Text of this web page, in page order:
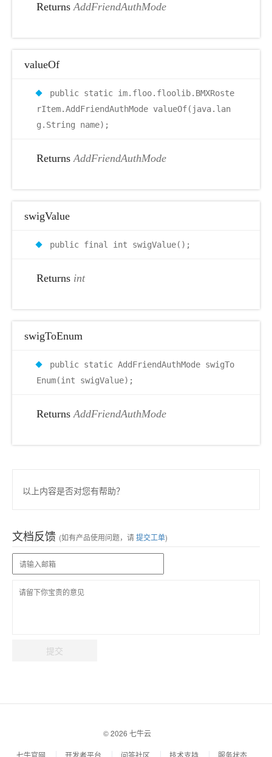
ReturnsAddFriendAuthMode
valueOf
public static im.floo.floolib.BMXRoste
rItem.AddFriendAuthMode valueOf(java.lan
g.String name);
ReturnsAddFriendAuthMode
swigValue
public final int swigValue();
Returns int
swigToEnum
public static AddFriendAuthMode swigTo
Enum(int swigValue);
ReturnsAddFriendAuthMode
以上内容是否对您有帮助？
文档反馈 (如有产品使用问题，请提交工单)
提交
© 2026 七牛云
七牛官网 开发者平台 问答社区 技术支持 服务状态